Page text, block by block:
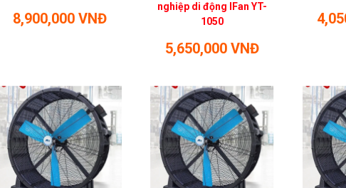
8,900,000 VNĐ
nghiệp di động IFan YT-
1050
5,650,000 VNĐ